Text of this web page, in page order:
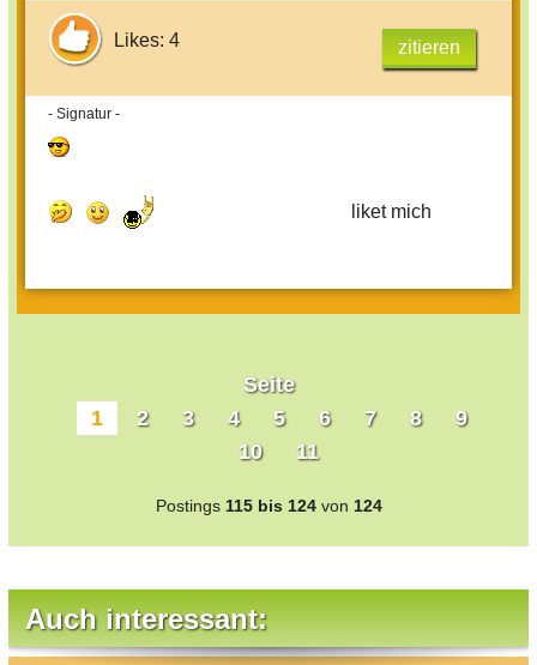
Likes: 4 zitieren
- Signatur -
liket mich
Seite
1
2 3 4 5 6 7 8
9
10
11
Postings 115 bis 124von 124
Auch interessant: